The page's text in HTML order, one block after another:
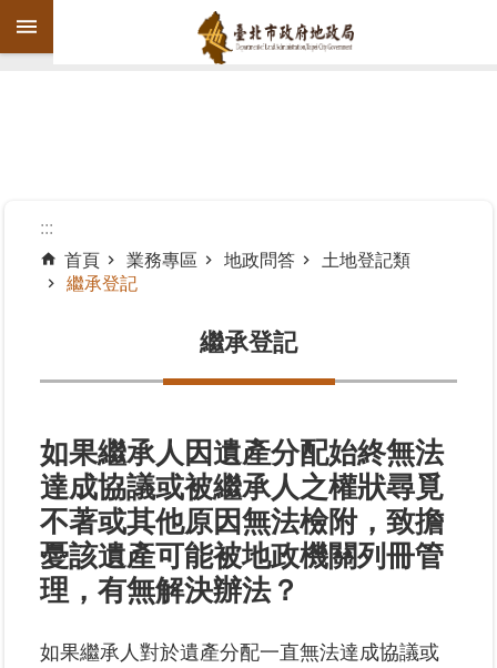
跳到主要內容區塊
機
告
資
訊
業
務
專
:::
首頁
業務專區 地政問答
土地登記類
繼承登記
繼承登記
如果繼承人因遺產分配始終無法
達成協議或被繼承人之權狀尋覓
不著或其他原因無法檢附，致擔
憂該遺產可能被地政機關列冊管
理，有無解決辦法？
如果繼承人對於遺產分配一直無法達成協議或